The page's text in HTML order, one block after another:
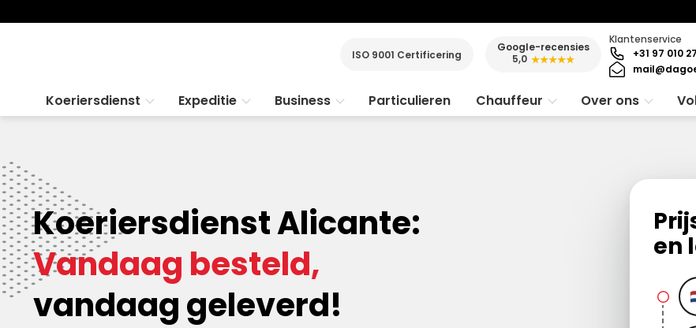
ISO 9001 Certificering
Google-recensies
5,0 ★★★★★
Klantenservice
+31 97 010
Koeriersdienst Expeditie Business Particulieren Chauffeur Over ons
Koeriersdienst Alicante:
Vandaag besteld,
vandaag geleverd!
en